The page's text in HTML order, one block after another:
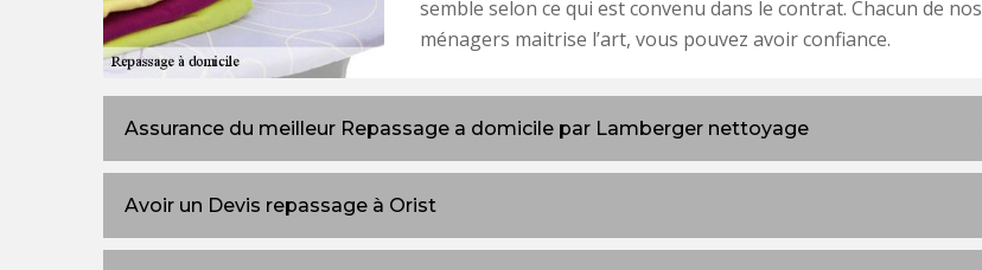
semble selon ce qui est convenu dans le contrat. Chacun de nos
ménagers maitrise l’art, vous pouvez avoir confiance.
Assurance du meilleur Repassage a domicile par Lamberger nettoyage
Avoir un Devis repassage à Orist